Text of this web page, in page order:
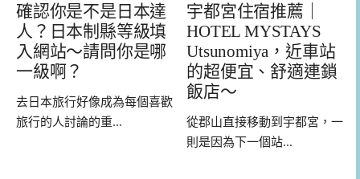
確認你是不是日本達
人？日本制縣等級填
入網站～請問你是哪
一級啊？
去日本旅行好像成為每個喜歡
旅行的人討論的重...
宇都宮住宿推薦｜
HOTEL MYSTAYS
Utsunomiya，近車站
的超便宜、舒適連鎖
飯店～
從郡山直接移動到宇都宮，一
則是因為下一個站...